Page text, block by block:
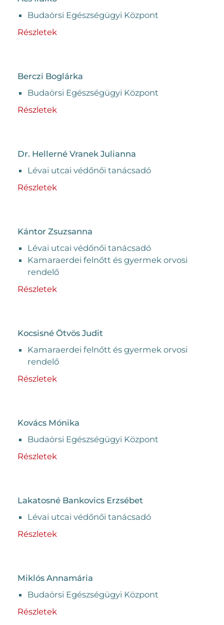
Budaörsi Egészségügyi Központ
Részletek
Berczi Boglárka
Budaörsi Egészségügyi Központ
Részletek
Dr. Hellerné Vranek Julianna
Lévai utcai védőnői tanácsadó
Részletek
Kántor Zsuzsanna
Lévai utcai védőnői tanácsadó
Kamaraerdei felnőtt és gyermek orvosi
rendelő
Részletek
Kocsisné Ötvös Judit
Kamaraerdei felnőtt és gyermek orvosi
rendelő
Részletek
Kovács Mónika
Budaörsi Egészségügyi Központ
Részletek
Lakatosné Bankovics Erzsébet
Lévai utcai védőnői tanácsadó
Részletek
Miklós Annamária
Budaörsi Egészségügyi Központ
Részletek